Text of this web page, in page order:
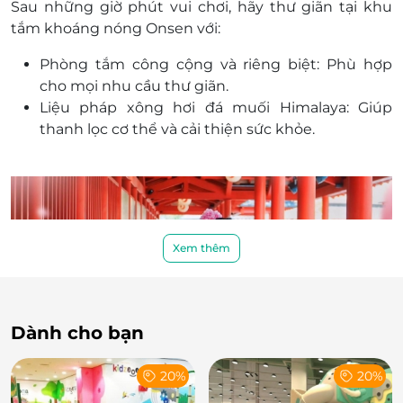
Một khách hàng được mua nhiều E-Voucher/E-
Coupon
thành tiền mặt, không trả lại tiền thừa.
Không áp dụng đồng thời với chương trình
khuyến mại khác
Voucher không áp dụng hoàn, hủy
Sau những giờ phút vui chơi, hãy thư giãn tại khu
tắm khoáng nóng Onsen với:
Phòng tắm công cộng và riêng biệt: Phù hợp
cho mọi nhu cầu thư giãn.
Liệu pháp xông hơi đá muối Himalaya: Giúp
thanh lọc cơ thể và cải thiện sức khỏe.
Xem thêm
Dành cho bạn
20% 20%